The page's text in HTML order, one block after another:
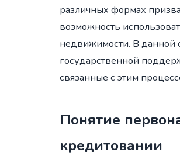
различных формах
возможность
недвижимости. В данной
государственной
связанные с этим
Понятие
кредитовании